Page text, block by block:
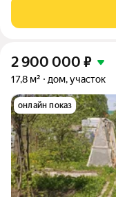
магазины
выдачи
2 900 000 ₽
17,8 м² дом, участок
онлайн показ